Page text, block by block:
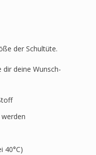
der Schultüte.
dir deine Wunsch-
40°C)